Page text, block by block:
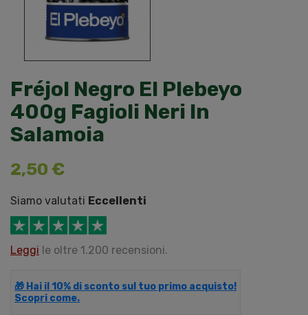
Fréjol Negro El Plebeyo
400g Fagioli Neri In
Salamoia
2,50 €
Siamo valutati Eccellenti
Leggi le oltre 1.200 recensioni.
🎁 Hai il 10% di sconto sul tuo primo acquisto!
Scopri come.